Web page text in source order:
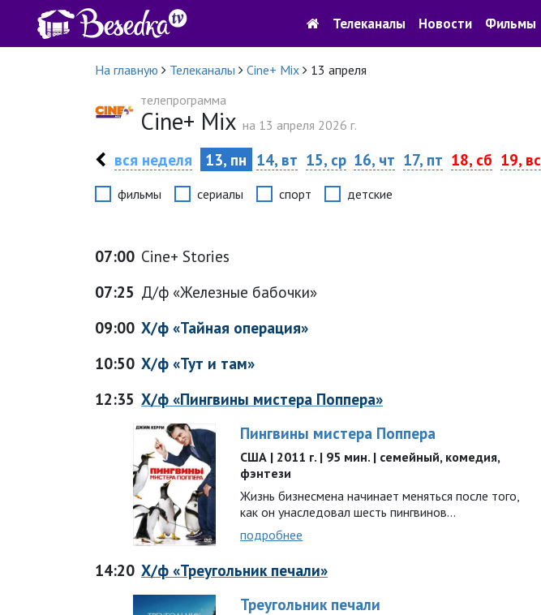
Телеканалы Новости Фильмы
На главную Телеканалы Cine+ Mix
13 апреля
телепрограмма
Cine+ Mix на 13 апреля 2026 г.
вся неделя 13, пн 14, вт 15, ср 16, чт 17, пт 18, сб 19, вс
фильмы сериалы спорт детские
07:00 Cine+ Stories
07:25 Д/ф «Железные бабочки»
09:00 Х/ф «Тайная операция»
10:50 Х/ф «Тут и там»
12:35 Х/ф «Пингвины мистера Поппера»
Пингвины мистера Поппера
США | 2011 г. | 95 мин. | семейный, комедия,
фэнтези
Жизнь бизнесмена начинает меняться после того,
как он унаследовал шесть пингвинов…
подробнее
14:20 Х/ф «Треугольник печали»
Треугольник печали